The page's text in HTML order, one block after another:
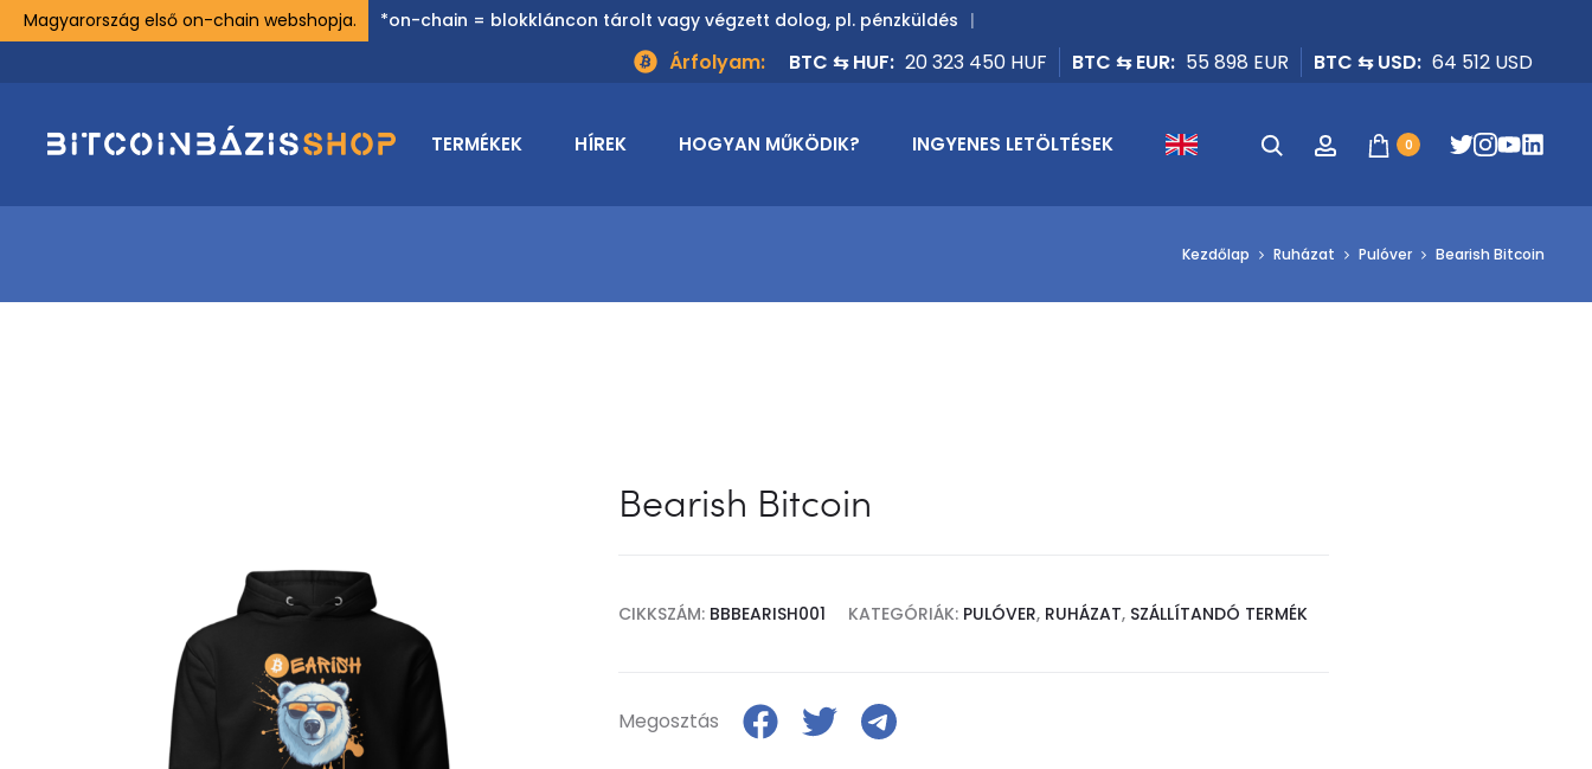
Magyarország első on-chain webshopja. *on-chain = blokkláncon tárolt vagy végzett dolog, pl. pénzküldés
Árfolyam: BTC ⇆ HUF: 20 323 450 HUF BTC ⇆ EUR: 55 898 EUR BTC ⇆ USD: 64 512 USD
TERMÉKEK HÍREK HOGYAN MŰKÖDIK? INGYENES LETÖLTÉSEK Keresés Fiók 0
Kezdőlap Ruházat Pulóver Bearish Bitcoin
Bearish Bitcoin
CIKKSZÁM: BBBEARISH001 KATEGÓRIÁK: PULÓVER, RUHÁZAT, SZÁLLÍTANDÓ TERMÉK
Megosztás